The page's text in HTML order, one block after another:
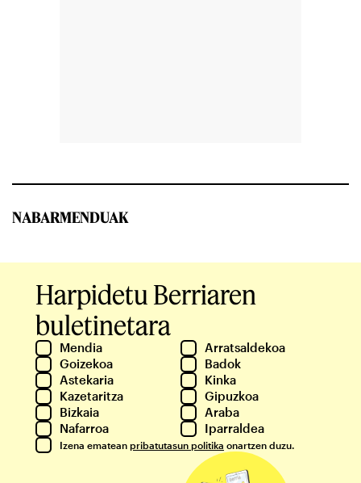
NABARMENDUAK
Harpidetu Berriaren
buletinetara
Mendia
Arratsaldekoa
Goizekoa
Badok
Astekaria
Kinka
Kazetaritza
Gipuzkoa
Bizkaia
Araba
Nafarroa
Iparraldea
Izena ematean pribatutasun politika onartzen duzu.